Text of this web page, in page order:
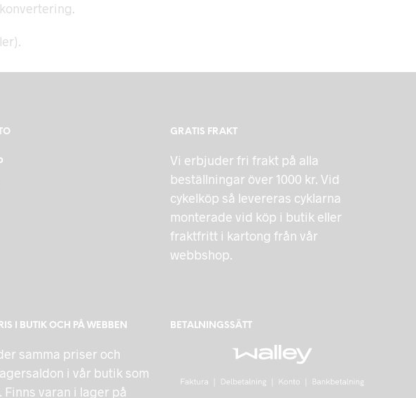
GRATIS FRAKT
Vi erbjuder fri frakt på alla
beställningar över 1000 kr. Vid
cykelköp så levereras cyklarna
monterade vid köp i butik eller
fraktfritt i kartong från vår
webbshop.
I BUTIK OCH PÅ WEBBEN
samma priser och
i vår butik som
Finns varan i lager på
BETALNINGSSÄTT